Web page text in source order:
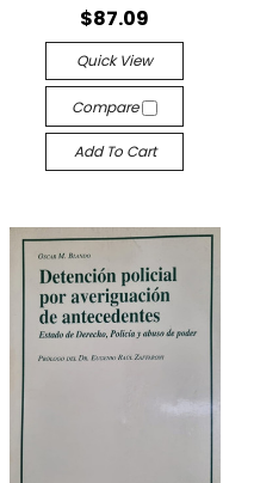
$87.09
Quick View
Compare
Add To Cart